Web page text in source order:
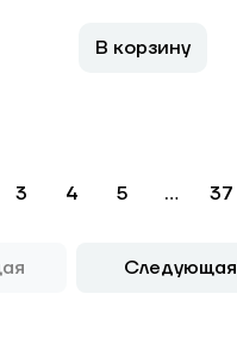
В корзину
3 4 5 ... 37
Следующая